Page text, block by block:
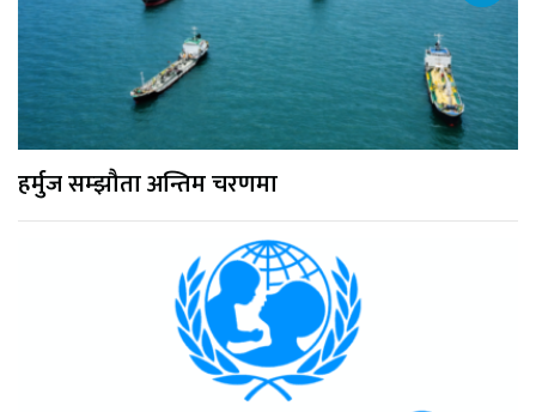
हर्मुज सम्झौता अन्तिम चरणमा